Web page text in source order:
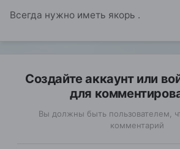
Всегда нужно иметь якорь .
Создайте аккаунт или
для
Вы должны быть пользователем,
комментарий